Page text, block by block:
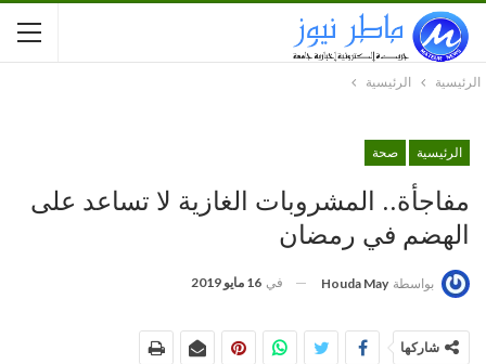
الرئيسية الرئيسية
الرئيسية صحة
مفاجأة.. المشروبات الغازية لا تساعد على
الهضم في رمضان
بواسطة Houda May في 16 مايو 2019
شاركها